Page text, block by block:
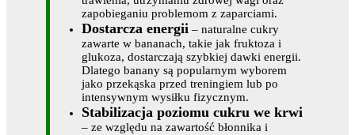
zapobieganiu problemom z zaparciami.
Dostarcza energii – naturalne cukry
zawarte w bananach, takie jak fruktoza i
glukoza, dostarczają szybkiej dawki energii.
Dlatego banany są popularnym wyborem
jako przekąska przed treningiem lub po
intensywnym wysiłku fizycznym.
Stabilizacja poziomu cukru we krwi
– ze względu na zawartość błonnika i